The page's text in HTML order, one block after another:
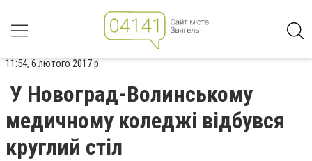
11:54, 6 лютого 2017 р.
У Новоград-Волинському
медичному коледжі відбувся
круглий стіл